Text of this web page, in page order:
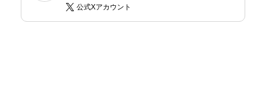
公式Xアカウント